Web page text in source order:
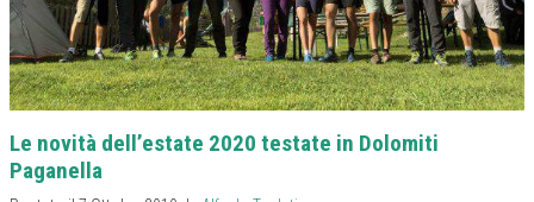
Le novità dell’estate 2020 testate in Dolomiti
Paganella